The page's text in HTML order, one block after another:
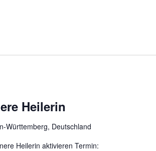
Heilerin
Württemberg, Deutschland
Heilerin aktivieren Termin: